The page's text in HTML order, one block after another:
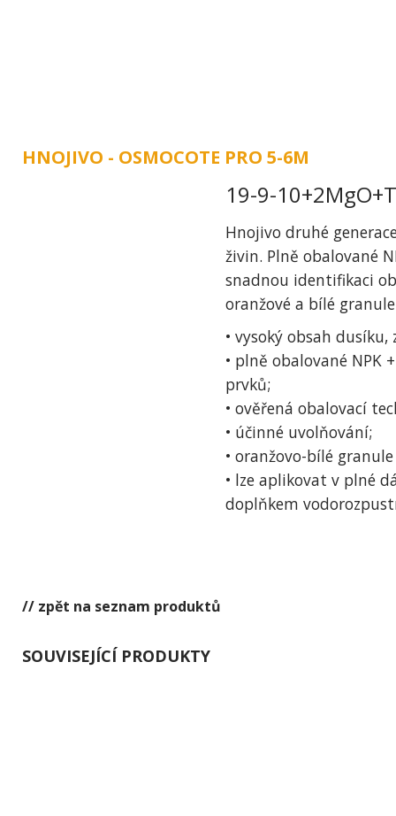
HNOJIVO - OSMOCOTE PRO 5-6M
19-9-
Hnojivo druhé
živin. Plně obalované
snadnou identifikaci
oranžové a bílé
• vysoký obsah
• plně obalované NPK
prvků;
• ověřená obalovací
• účinné uvolňování;
• oranžovo-bílé
• lze aplikovat v plné
doplňkem
// zpět na seznam produktů
SOUVISEJÍCÍ PRODUKTY